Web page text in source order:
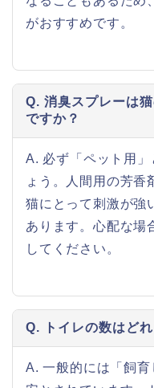
がおすすめです。
Q. 消臭スプレーは
ですか？
A. 必ず「ペット用
ょう。人間用の芳香
猫にとって刺激が強
あります。心配な場
してください。
Q. トイレの数はど
A. 一般的には「飼育